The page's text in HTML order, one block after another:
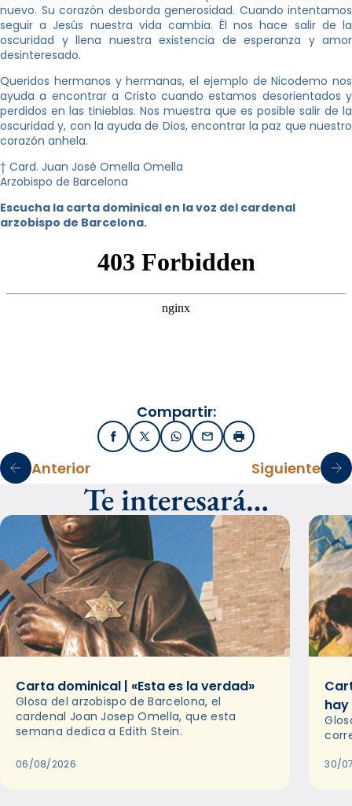
nuevo. Su corazón desborda generosidad. Cuando intentamos
seguir a Jesús nuestra vida cambia. Él nos hace salir de la
oscuridad y llena nuestra existencia de esperanza y amor
desinteresado.
Queridos hermanos y hermanas, el ejemplo de Nicodemo nos
ayuda a encontrar a Cristo cuando estamos desorientados y
perdidos en las tinieblas. Nos muestra que es posible salir de la
oscuridad y, con la ayuda de Dios, encontrar la paz que nuestro
corazón anhela.
† Card. Juan José Omella Omella
Arzobispo de Barcelona
Escucha la carta dominical en la voz del cardenal
arzobispo de Barcelona.
Compartir:
FacebookX / TwitterWhatsApp
EmailImprimir
Anterior Siguiente
Te interesará…
Carta dominical | «Esta es la verdad»
Glosa del arzobispo de Barcelona, el
cardenal Joan Josep Omella, que esta
semana dedica a Edith Stein.
06/08/2026 30/